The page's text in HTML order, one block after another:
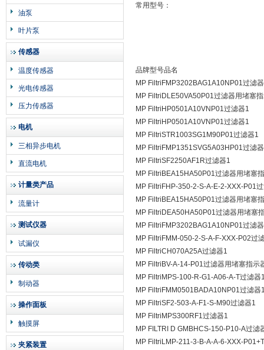
油泵
叶片泵
传感器
温度传感器
光电传感器
压力传感器
电机
三相异步电机
直流电机
计量类产品
流量计
测试仪器
试漏仪
传动类
制动器
操作面板
触摸屏
夹紧装置
常用型号：
品牌型号品名
MP FiltriFMP3202BAG1A10NP01过滤
MP FiltriDLE50VA50P01过滤器用堵塞
MP FiltriHP0501A10VNP01过滤器1
MP FiltriHP0501A10VNP01过滤器1
MP FiltriSTR1003SG1M90P01过滤器1
MP FiltriFMP1351SVG5A03HP01过滤
MP FiltriSF2250AF1R过滤器1
MP FiltriBEA15HA50P01过滤器用堵塞
MP FiltriFHP-350-2-S-A-E-2-XXX-P01
MP FiltriBEA15HA50P01过滤器用堵塞
MP FiltriDEA50HA50P01过滤器用堵塞
MP FiltriFMP3202BAG1A10NP01过滤
MP FiltriFMM-050-2-S-A-F-XXX-P02过
MP FiltriCH070A25A过滤器1
MP FiltriBV-A-14-P01过滤器用堵塞指示
MP FiltriMPS-100-R-G1-A06-A-T过滤器
MP FiltriFMM0501BADA10NP01过滤器
MP FiltriSF2-­503-­A-­F1-­S-­M90过滤器1
MP FiltriMPS300RF1过滤器1
MP FILTRI D GMBHCS-150-P10-A过滤
MP FiltriLMP-211-3-B-A-A-6-XXX-